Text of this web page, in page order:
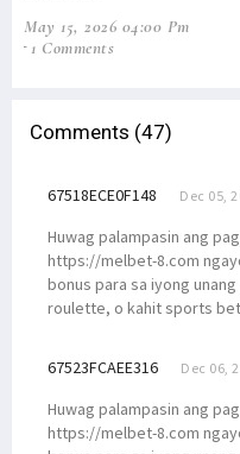
May 15, 2026 04:00 Pm
1 Comments
Comments (47)
67518ECE0F148 Dec 05,
Huwag palampasin ang
https://melbet-8.com
bonus para sa iyong
roulette, o kahit sports
67523FCAEE316 Dec 06,
Huwag palampasin ang
https://melbet-8.com